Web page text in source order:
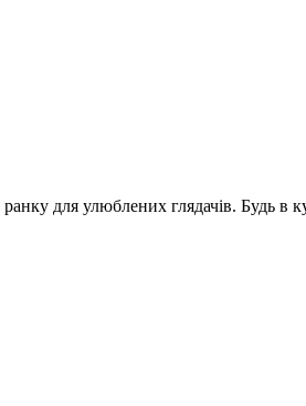
для улюблених глядачів. Будь в